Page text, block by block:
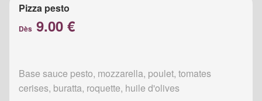
Pizza pesto
Dès 9.00 €
Base sauce pesto, mozzarella, poulet, tomates
cerises, buratta, roquette, huile d'olives